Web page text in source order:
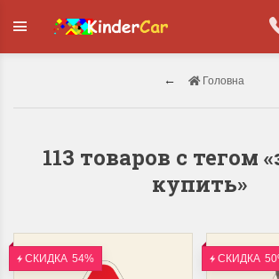
Головна
113 товаров с тегом
купить»
СКИДКА 54% СКИДКА